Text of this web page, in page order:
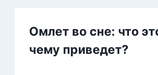
Омлет во сне: что
чему приведет?